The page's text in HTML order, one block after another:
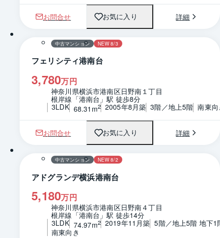
お問合せ お気に入り 詳細
1 / 0 間取り
中古マンション NEW 8/3
フェリシティ港南台
3,780万円
神奈川県横浜市港南区日野南１丁目
根岸線「港南台」駅 徒歩8分
3LDK 68.31m2 2005年8月築 3階／地上5階 南東
お問合せ お気に入り 詳細
1 / 0 間取り
中古マンション NEW 8/2
アドグランデ横浜港南台
5,180万円
神奈川県横浜市港南区日野南４丁目
根岸線「港南台」駅 徒歩14分
3LDK 74.97m2 2019年11月築 5階／地上5階 地下1
南東向き